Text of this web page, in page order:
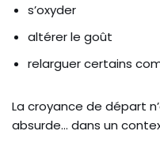
s’oxyder
altérer le goût
relarguer certains
La croyance de départ
absurde… dans un